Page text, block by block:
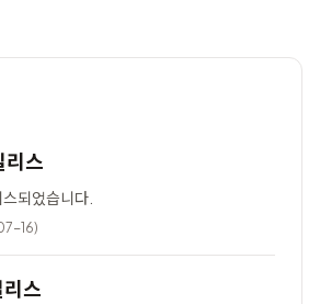
스
되었습니다.
16)
스